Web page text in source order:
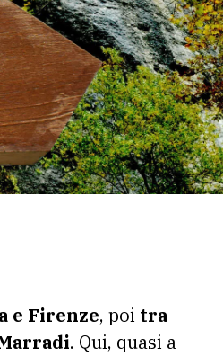
e Firenze, poi tra
. Qui, quasi a